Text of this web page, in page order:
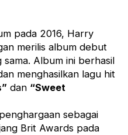
pada 2016, Harry
merilis album debut
sama. Album ini berhasil
menghasilkan lagu hit
dan “Sweet
sebagai
Brit Awards pada